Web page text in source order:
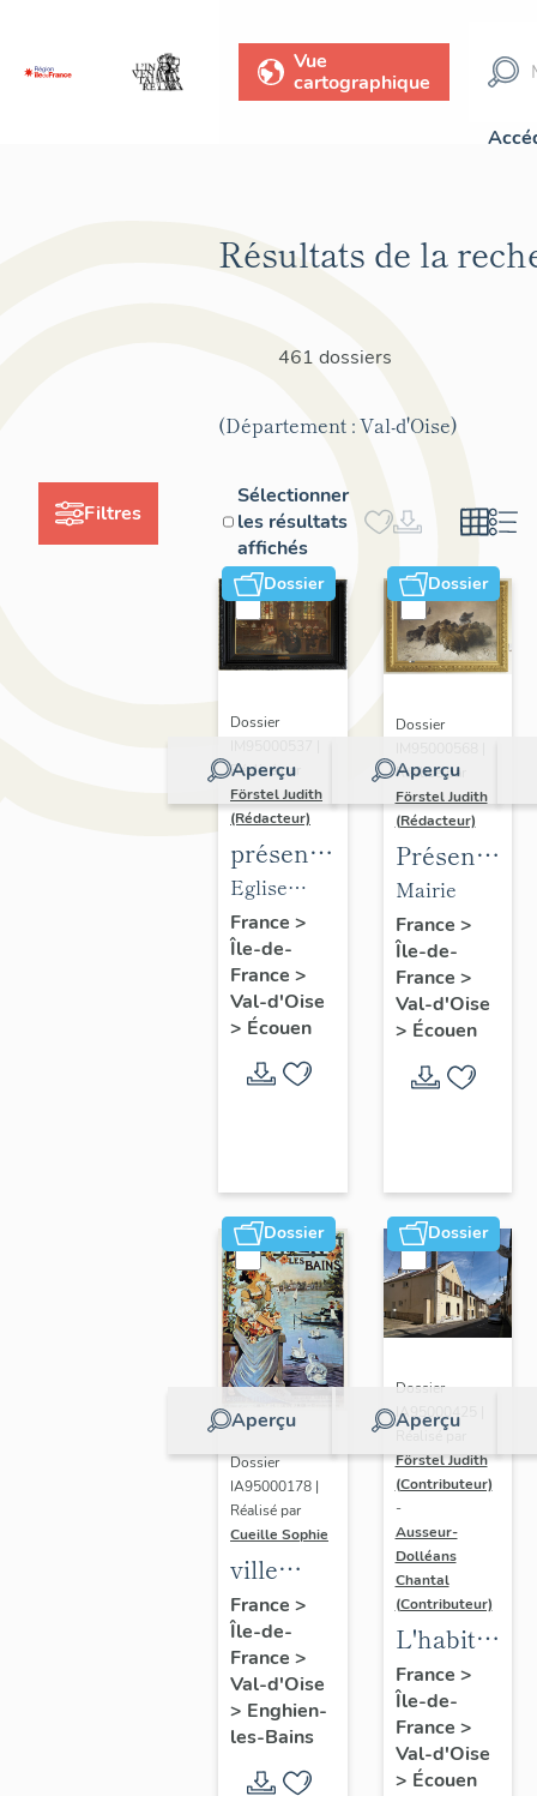
Vue
cartographique
Filtres
Résultats de la
461 dossiers
(Département : Val-d'Oise)
Sélectionner
les résultats
affichés
Dossier
Aperçu
Dossier
Réalisé par
Förstel Judith
(Rédacteur)
présentation
du
mobilier
de
l'église
d'Ecouen
Eglise
Saint-
Acceul
France >
Île-de-
France >
Val-d'Oise
> Écouen
Dossier
Aperçu
Dossier
Réalisé par
Förstel Judith
(Rédacteur)
du
mobilier
de la
mairie
d'Ecouen
Mairie
France >
Île-de-
France >
Val-d'Oise
> Écouen
Dossier
Aperçu
Dossier
IA95000178 |
Réalisé par
Cueille Sophie
ville
thermale
d'Enghien-
les-Bains
France >
Île-de-
France >
Val-d'Oise
> Enghien-
les-Bains
Dossier
Aperçu
Dossier
IA95000425 |
Réalisé par
Förstel Judith
(Contributeur)
-
Ausseur-
Dolléans
Chantal
(Contributeur)
L'habitat
d'Ecouen
France >
Île-de-
France >
Val-d'Oise
> Écouen